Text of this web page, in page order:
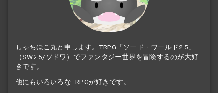
しゃちほこ丸と申します。TRPG「ソード・ワールド2.5」
（SW2.5/ソドワ）でファンタジー世界を冒険するのが大好
きです。
他にもいろいろなTRPGが好きです。